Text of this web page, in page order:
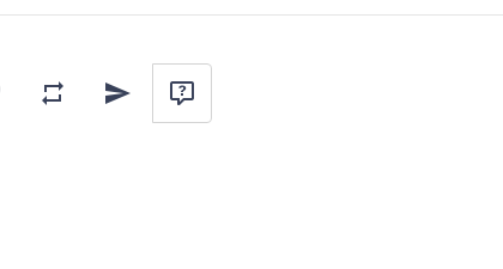
Favorilere ekle
Karşılaştırma listesine ekle
Arkadaşına e-posta ile gönder
Soru sor